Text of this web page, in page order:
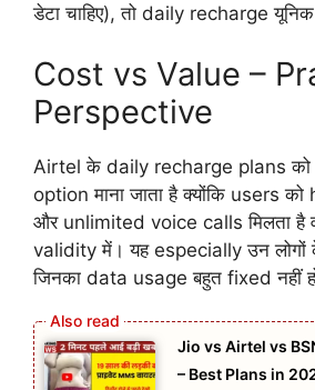
डेटा चाहिए), तो daily recharge
Cost vs Value –
Perspective
Airtel के daily recharge plans को
option माना जाता है क्योंकि users
और unlimited voice calls मिलता है
validity में। यह especially उन
जिनका data usage बहुत fixed नहीं
Jio vs Airtel vs
– Best Plans in